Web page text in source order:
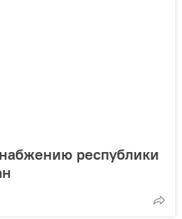
республики